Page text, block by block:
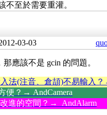
不至於需要重灌。
03-03
應該不是 gcin 的問題。
法(注音、倉頡)不易輸入
便？→ AndCamera
進的空間？→ AndAlarm